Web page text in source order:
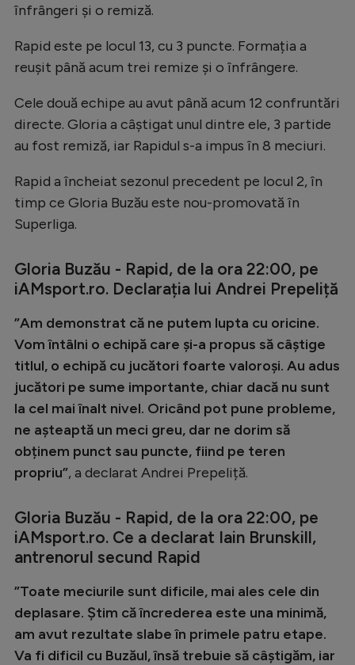
înfrângeri și o remiză.
Rapid este pe locul 13, cu 3 puncte. Formația a
reușit până acum trei remize și o înfrângere.
Cele două echipe au avut până acum 12 confruntări
directe. Gloria a câștigat unul dintre ele, 3 partide
au fost remiză, iar Rapidul s-a impus în 8 meciuri.
Rapid a încheiat sezonul precedent pe locul 2, în
timp ce Gloria Buzău este nou-promovată în
Superliga.
Gloria Buzău - Rapid, de la ora 22:00, pe
iAMsport.ro. Declarația lui Andrei Prepeliță
”Am demonstrat că ne putem lupta cu oricine.
Vom întâlni o echipă care și-a propus să câștige
titlul, o echipă cu jucători foarte valoroși. Au adus
jucători pe sume importante, chiar dacă nu sunt
la cel mai înalt nivel. Oricând pot pune probleme,
ne așteaptă un meci greu, dar ne dorim să
obținem punct sau puncte, fiind pe teren
propriu”, a declarat Andrei Prepeliță.
Gloria Buzău - Rapid, de la ora 22:00, pe
iAMsport.ro. Ce a declarat Iain Brunskill,
antrenorul secund Rapid
”Toate meciurile sunt dificile, mai ales cele din
deplasare. Știm că încrederea este una minimă,
am avut rezultate slabe în primele patru etape.
Va fi dificil cu Buzăul, însă trebuie să câștigăm, iar